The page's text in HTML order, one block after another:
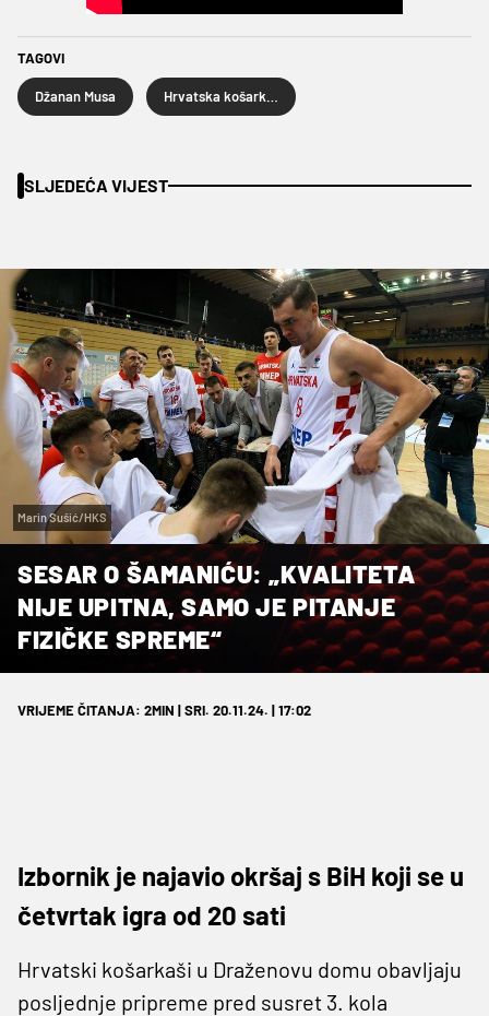
TAGOVI
Džanan Musa
SLJEDEĆA VIJEST
Marin Sušić/HKS
SESAR O ŠAMANIĆU: „KVALITETA
NIJE UPITNA, SAMO JE PITANJE
FIZIČKE SPREME“
VRIJEME ČITANJA: 2MIN | SRI. 20.11.24. | 17:02
Izbornik je najavio okršaj s BiH koji se u
četvrtak igra od 20 sati
Hrvatski košarkaši u Draženovu domu obavljaju
posljednje pripreme pred susret 3. kola